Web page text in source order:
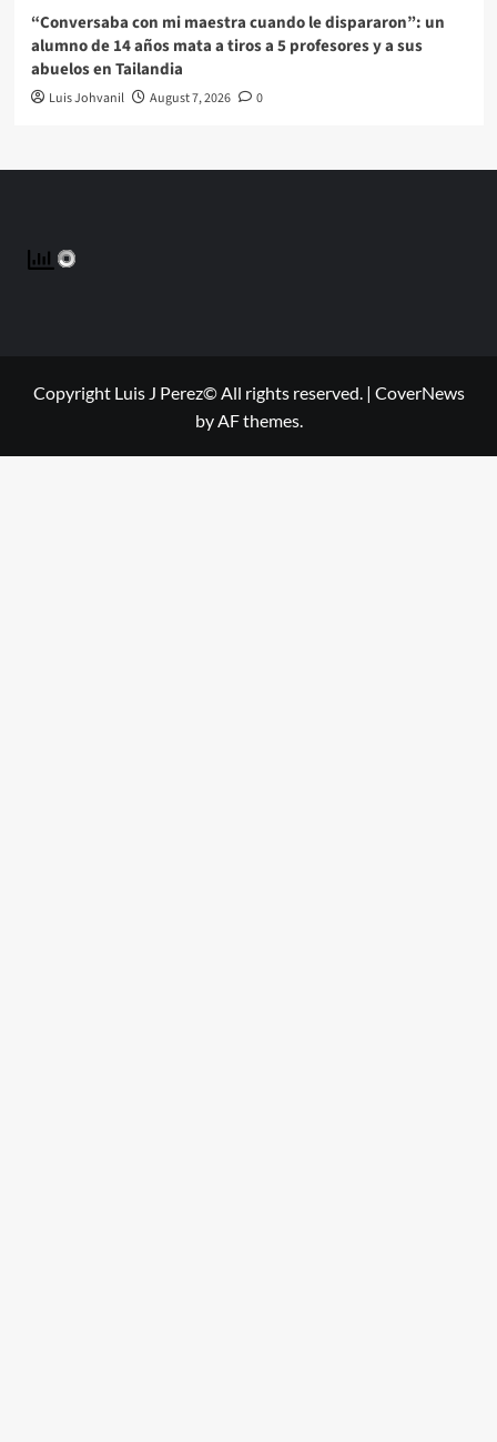
“Conversaba con mi maestra cuando le dispararon”: un
alumno de 14 años mata a tiros a 5 profesores y a sus
abuelos en Tailandia
Luis Johvanil August 7, 2026 0
Copyright Luis J Perez© All rights reserved. | CoverNews
by AF themes.